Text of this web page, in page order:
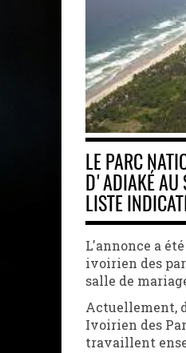
LE PARC
D'ADIAKÉ AU
LISTE
L'annonce a
ivoirien des
salle de
Actuellement,
Ivoirien des
travaillent